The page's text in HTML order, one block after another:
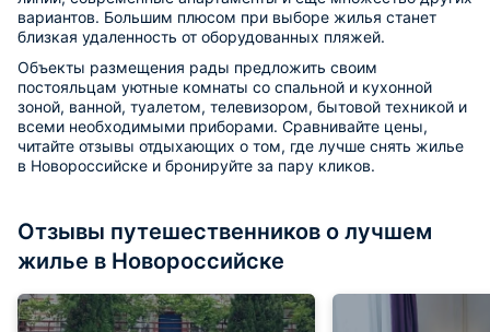
вариантов. Большим плюсом при выборе жилья станет
близкая удаленность от оборудованных пляжей.
Объекты размещения рады предложить своим
постояльцам уютные комнаты со спальной и кухонной
зоной, ванной, туалетом, телевизором, бытовой техникой и
всеми необходимыми приборами. Сравнивайте цены,
читайте отзывы отдыхающих о том, где лучше снять жилье
в Новороссийске и бронируйте за пару кликов.
Отзывы путешественников о лучшем
жилье в Новороссийске